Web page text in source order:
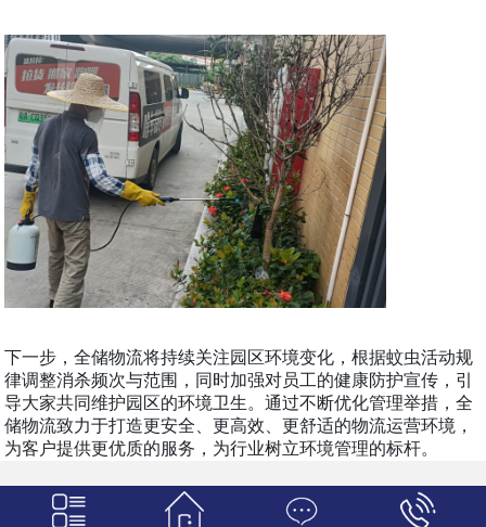
下一步，全储物流将持续关注园区环境变化，根据蚊虫活动规
律调整消杀频次与范围，同时加强对员工的健康防护宣传，引
导大家共同维护园区的环境卫生。通过不断优化管理举措，全
储物流致力于打造更安全、更高效、更舒适的物流运营环境，
为客户提供更优质的服务，为行业树立环境管理的标杆。